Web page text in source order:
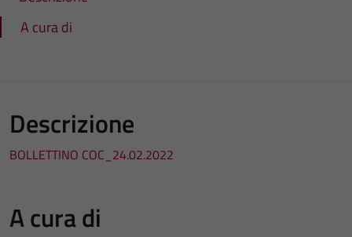
A cura di
Descrizione
BOLLETTINO COC_24.02.2022
A cura di